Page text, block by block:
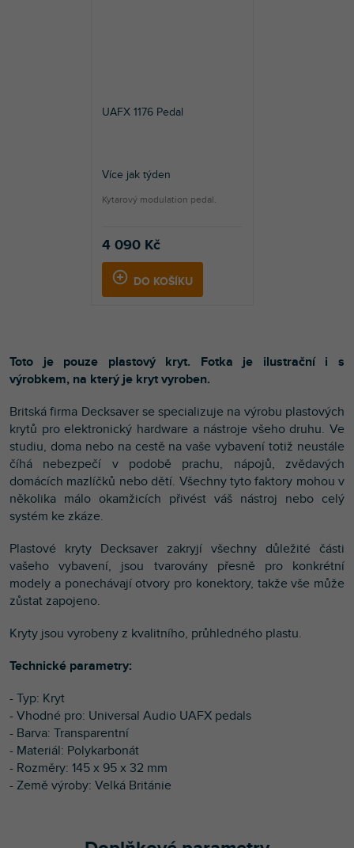
UAFX 1176 Pedal
Více jak týden
4 090 Kč
DO KOŠÍKU
Kytarový modulation pedal.
Toto je pouze plastový kryt. Fotka je ilustrační i s
výrobkem, na který je kryt vyroben.
Britská firma Decksaver se specializuje na výrobu plastových
krytů pro elektronický hardware a nástroje všeho druhu. Ve
studiu, doma nebo na cestě na vaše vybavení totiž neustále
číhá nebezpečí v podobě prachu, nápojů, zvědavých
domácích mazlíčků nebo dětí. Všechny tyto faktory mohou v
několika málo okamžicích přivést váš nástroj nebo celý
systém ke zkáze.
Plastové kryty Decksaver zakryjí všechny důležité části
vašeho vybavení, jsou tvarovány přesně pro konkrétní
modely a ponechávají otvory pro konektory, takže vše může
zůstat zapojeno.
Kryty jsou vyrobeny z kvalitního, průhledného plastu.
Technické parametry:
- Typ: Kryt
- Vhodné pro: Universal Audio UAFX pedals
- Barva: Transparentní
- Materiál: Polykarbonát
- Rozměry: 145 x 95 x 32 mm
- Země výroby: Velká Británie